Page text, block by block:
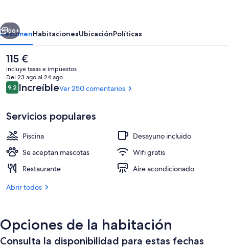
Airport
Vestíbulo
Siguiente
56+
ResumenHabitacionesUbicaciónPolíticas
El
precio
actual
es
de
115 €
incluye tasas e impuestos
Del 23 ago al 24 ago
Comentarios
9,29,2 de 10
IncreíbleVer 250 comentarios
Servicios populares
Piscina
Desayuno incluido
Se aceptan mascotas
Wifi gratis
Restaurante
Aire acondicionado
Abrir todos
Opciones de la habitación
Consulta la disponibilidad para estas fechas